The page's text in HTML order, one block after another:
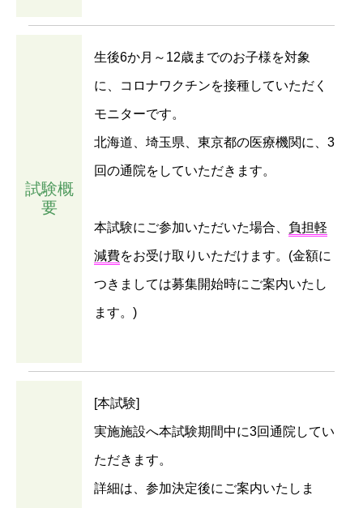
試験概
要
生後6か月～12歳までのお子様を対象
に、コロナワクチンを接種していただく
モニターです。
北海道、埼玉県、東京都の医療機関に、3
回の通院をしていただきます。
本試験にご参加いただいた場合、 負担軽
減費をお受け取りいただけます。(金額に
つきましては募集開始時にご案内いたし
ます。)
[本試験]
実施施設へ本試験期間中に3回通院してい
ただきます。
詳細は、参加決定後にご案内いたしま